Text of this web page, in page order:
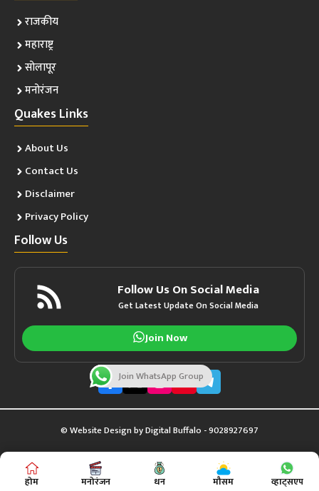
राजकीय
महाराष्ट्र
सोलापूर
मनोरंजन
Quakes Links
About Us
Contact Us
Disclaimer
Privacy Policy
Follow Us
Follow Us On Social Media
Get Latest Update On Social Media
Join Now
© Website Design byDigital Buffalo - 9028927697
होम मनोरंजन धन मौसम व्हाट्सएप
Join WhatsApp Group